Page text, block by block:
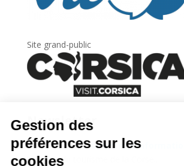
Site grand-public
Newsletter
Inscrivez-vous à la lettre d’information
l’Agence du tourisme de la Corse.